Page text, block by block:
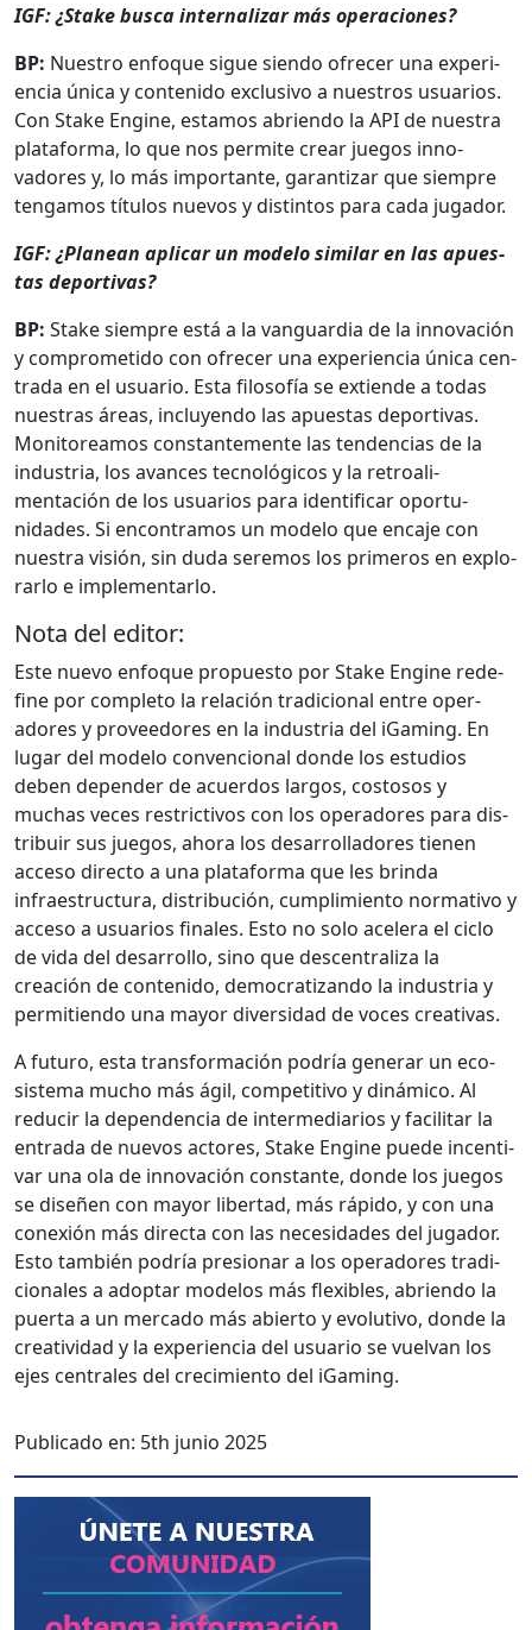
IGF: ¿Stake bus­ca inter­nalizar más opera­ciones?
BP: Nue­stro enfoque sigue sien­do ofre­cer una expe­ri­
en­cia úni­ca y con­tenido exclu­si­vo a nue­stros usuar­ios.
Con Stake Engine, esta­mos abrien­do la API de nues­tra
platafor­ma, lo que nos per­mite crear jue­gos inno­
vadores y, lo más impor­tante, garan­ti­zar que siem­pre
teng­amos títu­los nuevos y dis­tin­tos para cada jugador.
IGF: ¿Planean aplicar un mod­e­lo sim­i­lar en las apues­
tas deporti­vas?
BP: Stake siem­pre está a la van­guardia de la inno­vación
y com­pro­meti­do con ofre­cer una expe­ri­en­cia úni­ca cen­
tra­da en el usuario. Esta filosofía se extiende a todas
nues­tras áreas, incluyen­do las apues­tas deporti­vas.
Mon­i­tore­amos con­stan­te­mente las ten­den­cias de la
indus­tria, los avances tec­nológi­cos y la retroal­i­
mentación de los usuar­ios para iden­ti­ficar opor­tu­
nidades. Si encon­tramos un mod­e­lo que enca­je con
nues­tra visión, sin duda ser­e­mos los primeros en explo­
rar­lo e imple­men­tar­lo.
Nota del editor:
Este nue­vo enfoque prop­uesto por Stake Engine rede­
fine por com­ple­to la relación tradi­cional entre oper­
adores y provee­dores en la indus­tria del iGam­ing. En
lugar del mod­e­lo con­ven­cional donde los estu­dios
deben depen­der de acuer­dos lar­gos, cos­tosos y
muchas veces restric­tivos con los oper­adores para dis­
tribuir sus jue­gos, aho­ra los desar­rol­ladores tienen
acce­so direc­to a una platafor­ma que les brin­da
infraestruc­tura, dis­tribu­ción, cumplim­ien­to nor­ma­ti­vo y
acce­so a usuar­ios finales. Esto no solo acel­era el ciclo
de vida del desar­rol­lo, sino que descen­tral­iza la
creación de con­tenido, democ­ra­ti­zan­do la indus­tria y
per­mi­tien­do una may­or diver­si­dad de voces cre­ati­vas.
A futuro, esta trans­for­ma­ción podría gener­ar un eco­
sis­tema mucho más ágil, com­pet­i­ti­vo y dinámi­co. Al
reducir la depen­den­cia de inter­me­di­ar­ios y facil­i­tar la
entra­da de nuevos actores, Stake Engine puede incen­ti­
var una ola de inno­vación con­stante, donde los jue­gos
se dis­eñen con may­or lib­er­tad, más rápi­do, y con una
conex­ión más direc­ta con las necesi­dades del jugador.
Esto tam­bién podría pre­sion­ar a los oper­adores tradi­
cionales a adop­tar mod­e­los más flex­i­bles, abrien­do la
puer­ta a un mer­ca­do más abier­to y evo­lu­ti­vo, donde la
cre­ativi­dad y la expe­ri­en­cia del usuario se vuel­van los
ejes cen­trales del crec­imien­to del iGam­ing.
Publicado en: 5th junio 2025